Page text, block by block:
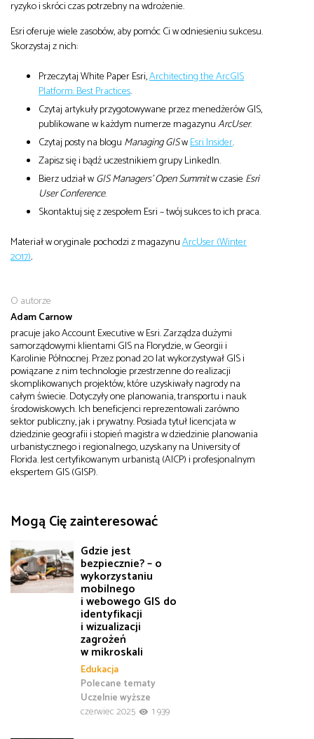
ryzyko i skróci czas potrzebny na wdrożenie.
Esri oferuje wiele zasobów, aby pomóc Ci w odniesieniu sukcesu.
Skorzystaj z nich:
Przeczytaj White Paper Esri,Architecting the ArcGIS
Platform: Best Practices.
Czytaj artykuły przygotowywane przez menedżerów GIS,
publikowane w każdym numerze magazynuArcUser.
Czytaj posty na blogu Managing GISwEsri Insider.
Zapisz się i bądź uczestnikiem grupy LinkedIn.
Bierz udział wGIS Managers’ Open Summitw czasie Esri
User Conference.
Skontaktuj się z zespołem Esri – twój sukces to ich praca.
Materiał w oryginale pochodzi z magazynuArcUser (Winter
2017).
O autorze
Adam Carnow
pracuje jako Account Executive w Esri. Zarządza dużymi
samorządowymi klientami GIS na Florydzie, w Georgii i
Karolinie Północnej. Przez ponad 20 lat wykorzystywał GIS i
powiązane z nim technologie przestrzenne do realizacji
skomplikowanych projektów, które uzyskiwały nagrody na
całym świecie. Dotyczyły one planowania, transportu i nauk
środowiskowych. Ich beneficjenci reprezentowali zarówno
sektor publiczny, jak i prywatny. Posiada tytuł licencjata w
dziedzinie geografii i stopień magistra w dziedzinie planowania
urbanistycznego i regionalnego, uzyskany na University of
Florida. Jest certyfikowanym urbanistą (AICP) i profesjonalnym
ekspertem GIS (GISP).
Mogą Cię zainteresować
Gdzie jest
bezpiecznie? – o
wykorzystaniu
mobilnego
i webowego GIS do
identyfikacji
i wizualizacji
zagrożeń
w mikroskali
Edukacja
Polecane tematy
Uczelnie wyższe
czerwiec 2025
1 939